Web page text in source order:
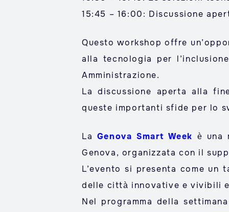
15:45 – 16:00: Discussione
Questo workshop offre
alla tecnologia per
Amministrazione.
La discussione aperta alla
queste importanti sfide per lo
La Genova Smart Week è una
Genova, organizzata con il
L’evento si presenta come
delle città innovative e vivibili
Nel programma della